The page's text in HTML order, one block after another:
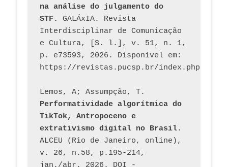
na análise do julgamento do
STF.
GALÁxIA. Revista
Interdisciplinar de Comunicação
e Cultura, [S. l.], v. 51, n. 1,
p. e73593, 2026. Disponível em:
Performatividade algorítmica do
TikTok, Antropoceno e
extrativismo digital no Brasil.
ALCEU (Rio de Janeiro, online),
v. 26, n.58, p.195-214,
jan./abr. 2026. DOI -